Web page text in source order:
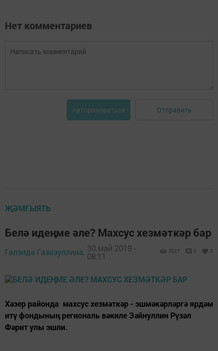
Нет комментариев
Авторизоваться Отправить
ҖӘМГЫЯТЬ
Белә идеңме әле? Махсус хезмәткәр бар
Гөлзидә Газизуллина, 30 май 2019 -
08:11
3027 0 3
Хәзер районда махсус хезмәткәр - эшмәкәрләргә ярдәм
итү фондының региональ вәкиле Зәйнуллин Рүзәл
Фәрит улы эшли.